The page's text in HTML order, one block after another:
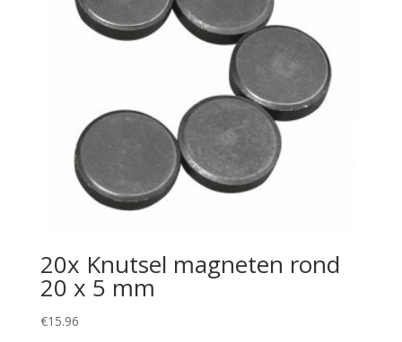
20x Knutsel magneten rond
20 x 5 mm
€15.96